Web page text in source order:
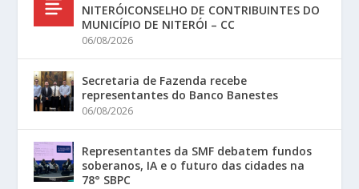
NITERÓICONSELHO DE CONTRIBUINTES DO
MUNICÍPIO DE NITERÓI – CC
06/08/2026
Secretaria de Fazenda recebe
representantes do Banco Banestes
06/08/2026
Representantes da SMF debatem fundos
soberanos, IA e o futuro das cidades na
78° SBPC